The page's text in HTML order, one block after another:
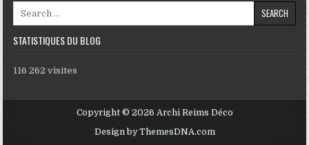
Search for:
STATISTIQUES DU BLOG
116 262 visites
Copyright © 2026 Archi Reims Déco
Design by ThemesDNA.com